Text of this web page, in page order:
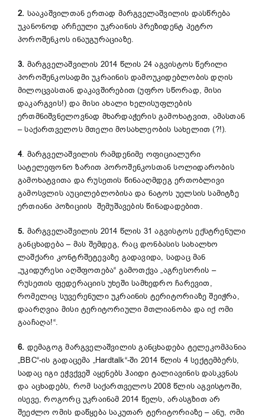
2. სააკაშვილთან ერთად მარგველაშვილის დასწრება
უკანონოდ არჩეული უკრაინის პრეზიდენტ პეტრო
პოროშენკოს ინაუგურაციაზე.
3. მარგველაშვილის 2014 წლის 24 აგვისტოს წერილი
პოროშენკოსადმი უკრაინის დამოუკიდებლობის დღის
მილოცვასთან დაკავშირებით (უფრო სწორად, მისი
დაკარგვის!) და მისი ახალი ხელისუფლების
ერთმნიშვნელოვნად მხარდაჭერის გამოხატვით, ამასთან
– საქართველოს მთელი მოსახლეობის სახელით (?!).
4. მარგველაშვილის რამდენიმე ოფიციალური
სატელეფონო ზარით პოროშენკოსთან სოლიდარობის
გამოხატვითა და რუსეთის წინააღმდეგ ერთობლივი
გამოსვლის აუცილებლობისა და ნატოს უელსის სამიტზე
ერთიანი პოზიციის შემუშავების წინადადებით.
5. მარგველაშვილის 2014 წლის 31 აგვისტოს ექსტრენული
განცხადება – მას შემდეგ, რაც დონბასის სახალხო
ლაშქარი კონტრშეტევაზე გადავიდა, სადაც მან
„უკიდურესი აღშფოთება“ გამოთქვა „აგრესორის –
რუსეთის ფედერაციის უხეში სამხედრო ჩარევით,
რომელიც სუვერენული უკრაინის ტერიტორიაზე შეიჭრა,
დაარღვია მისი ტერიტორიული მთლიანობა და იქ ომი
გააჩაღა!“.
6. დემაგოგ მარგველაშვილის განცხადება ტელეკომპანია
„BBC“-ის გადაცემა „Hardtalk“-ში 2014 წლის 4 სექტემბერს,
სადაც იგი ეჭვქვეშ აყენებს ჰაიდი ტალიავინის დასკვნას
და აცხადებს, რომ საქართველოს 2008 წლის აგვისტოში,
ისევე, როგორც უკრაინამ 2014 წელს, არასგზით არ
შეეძლო ომის დაწყება საკუთარ ტერიტორიაზე – ანუ, ომი